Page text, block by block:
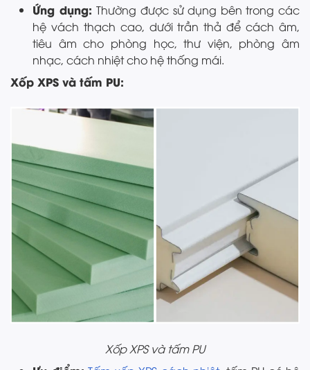
Ứng dụng:Thường được sử dụng bên trong các
hệ vách thạch cao, dưới trần thả để cách âm,
tiêu âm cho phòng học, thư viện, phòng âm
nhạc, cách nhiệt cho hệ thống mái.
Xốp XPS và tấm PU:
Xốp XPS và tấm PU